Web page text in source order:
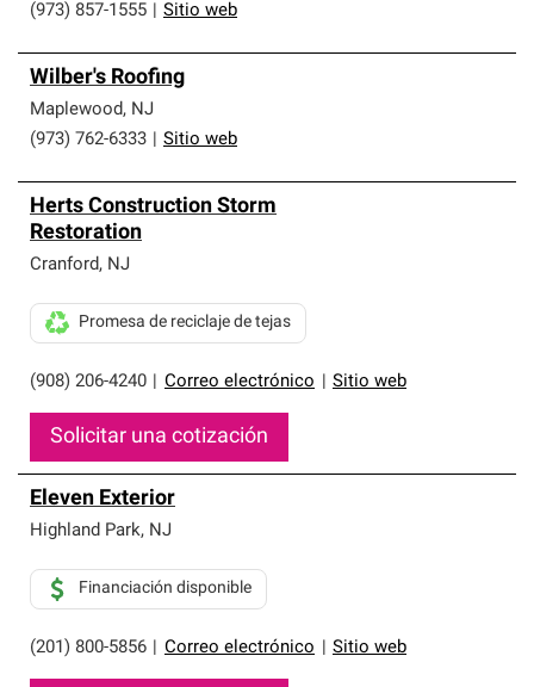
(973) 857-1555
Sitio web
Wilber's Roofing
Maplewood, NJ
(973) 762-6333
Sitio web
Herts Construction Storm
Restoration
Cranford, NJ
(908) 206-4240 Correo electrónico Sitio web
Promesa de reciclaje de tejas
Solicitar una cotización
Eleven Exterior
Highland Park, NJ
(201) 800-5856 Correo electrónico Sitio web
Financiación disponible